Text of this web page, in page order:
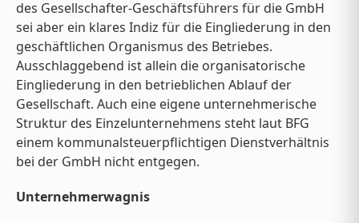
des Gesellschafter-Geschäftsführers für die GmbH
sei aber ein klares Indiz für die Eingliederung in den
geschäftlichen Organismus des Betriebes.
Ausschlaggebend ist allein die organisatorische
Eingliederung in den betrieblichen Ablauf der
Gesellschaft. Auch eine eigene unternehmerische
Struktur des Einzelunternehmens steht laut BFG
einem kommunalsteuerpflichtigen Dienstverhältnis
bei der GmbH nicht entgegen.
Unternehmerwagnis